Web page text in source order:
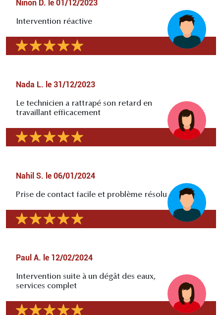
Ninon D. le 01/12/2023
Intervention réactive
Nada L. le 31/12/2023
Le technicien a rattrapé son retard en
travaillant efficacement
Nahil S. le 06/01/2024
Prise de contact facile et problème résolu
Paul A. le 12/02/2024
Intervention suite à un dégât des eaux,
services complet